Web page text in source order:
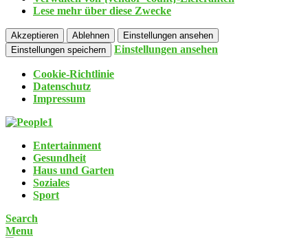
Lese mehr über diese Zwecke
Akzeptieren Ablehnen
Einstellungen ansehen
Einstellungen speichern
Einstellungen ansehen
Cookie-Richtlinie
Datenschutz
Impressum
Entertainment
Gesundheit
Haus und Garten
Soziales
Sport
Search
Menu